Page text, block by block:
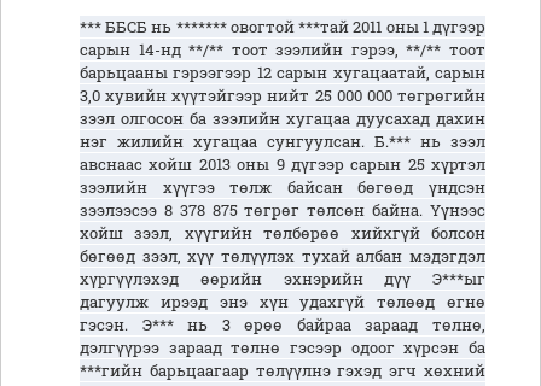
*** ББСБ нь ******* овогтой ***тай 2011 оны 1 дүгээр
сарын 14-нд **/** тоот зээлийн гэрээ, **/** тоот
барьцааны гэрээгээр 12 сарын хугацаатай, сарын
3,0 хувийн хүүтэйгээр нийт 25 000 000 төгрөгийн
зээл олгосон ба зээлийн хугацаа дуусахад дахин
нэг жилийн хугацаа сунгуулсан. Б.*** нь зээл
авснаас хойш 2013 оны 9 дүгээр сарын 25 хүртэл
зээлийн хүүгээ төлж байсан бөгөөд үндсэн
зээлээсээ 8 378 875 төгрөг төлсөн байна. Үүнээс
хойш зээл, хүүгийн төлбөрөө хийхгүй болсон
бөгөөд зээл, хүү төлүүлэх тухай албан мэдэгдэл
хүргүүлэхэд өөрийн эхнэрийн дүү Э***ыг
дагуулж ирээд энэ хүн удахгүй төлөөд өгнө
гэсэн. Э*** нь 3 өрөө байраа зараад төлнө,
дэлгүүрээ зараад төлнө гэсээр одоог хүрсэн ба
***гийн барьцаагаар төлүүлнэ гэхэд эгч хөхний